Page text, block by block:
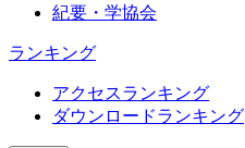
紀要・学協会
ランキング
アクセスランキング
ダウンロードランキング